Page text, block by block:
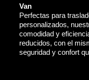
Van
Perfectas para
personalizados,
comodidad y
reducidos, con el
seguridad y confort